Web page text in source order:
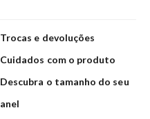
Trocas e devoluções
Cuidados com o produto
Descubra o tamanho do seu
anel